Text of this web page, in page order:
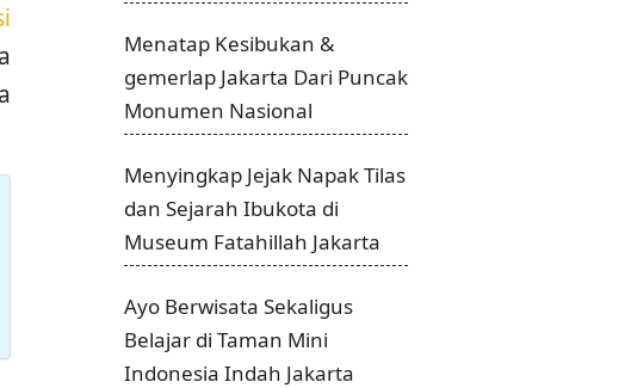
Menatap Kesibukan &
gemerlap Jakarta Dari Puncak
Monumen Nasional
Menyingkap Jejak Napak Tilas
dan Sejarah Ibukota di
Museum Fatahillah Jakarta
Ayo Berwisata Sekaligus
Belajar di Taman Mini
Indonesia Indah Jakarta